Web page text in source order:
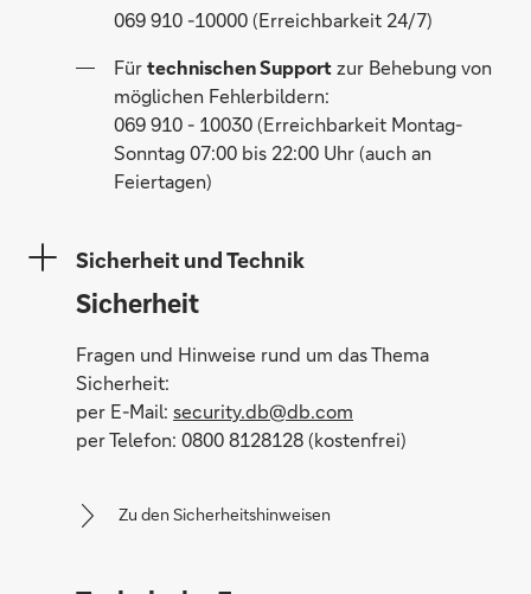
069 910 -10000 (Erreichbarkeit 24/7)
Fürtechnischen Supportzur Behebung von
möglichen Fehlerbildern:
069 910 - 10030 (Erreichbarkeit Montag-
Sonntag 07:00 bis 22:00 Uhr (auch an
Feiertagen)
Sicherheit und Technik
Sicherheit
Fragen und Hinweise rund um das Thema
Sicherheit:
per E-Mail: security.db@db.com
per Telefon: 0800 8128128 (kostenfrei)
Zu den Sicherheitshinweisen